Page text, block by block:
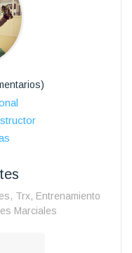
Trx, Entrenamiento
Marciales